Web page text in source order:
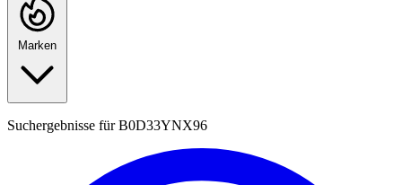
Marken
Suchergebnisse fürB0D33YNX96